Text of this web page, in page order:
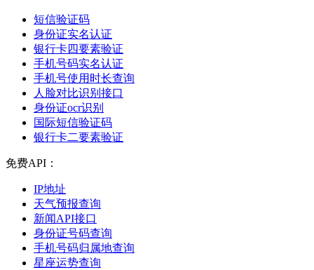
短信验证码
身份证实名认证
银行卡四要素验证
手机号码实名认证
手机号使用时长查询
人脸对比识别接口
身份证ocr识别
国际短信验证码
银行卡二要素验证
免费API：
IP地址
天气预报查询
新闻API接口
身份证号码查询
手机号码归属地查询
星座运势查询